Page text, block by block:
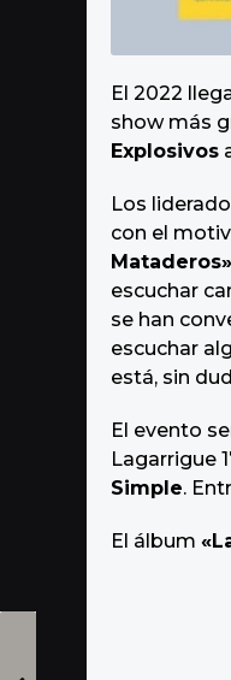
El 2022
show más
Explosivos
Los
con el
Mataderos»
escuchar
se han
escuchar
está, sin
El evento
Lagarrigue
Simple.
El álbum